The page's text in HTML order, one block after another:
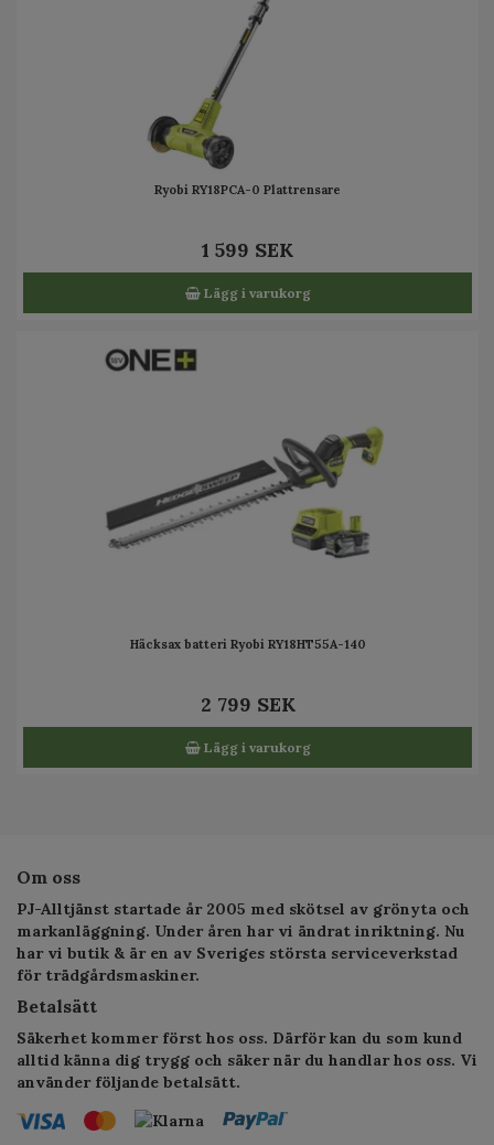
Ryobi RY18PCA-0 Plattrensare
1 599 SEK
Lägg i varukorg
Häcksax batteri Ryobi RY18HT55A-140
2 799 SEK
Lägg i varukorg
Om oss
PJ-Alltjänst startade år 2005 med skötsel av grönyta och
markanläggning. Under åren har vi ändrat inriktning. Nu
har vi butik & är en av Sveriges största serviceverkstad
för trädgårdsmaskiner.
Betalsätt
Säkerhet kommer först hos oss. Därför kan du som kund
alltid känna dig trygg och säker när du handlar hos oss. Vi
använder följande betalsätt.